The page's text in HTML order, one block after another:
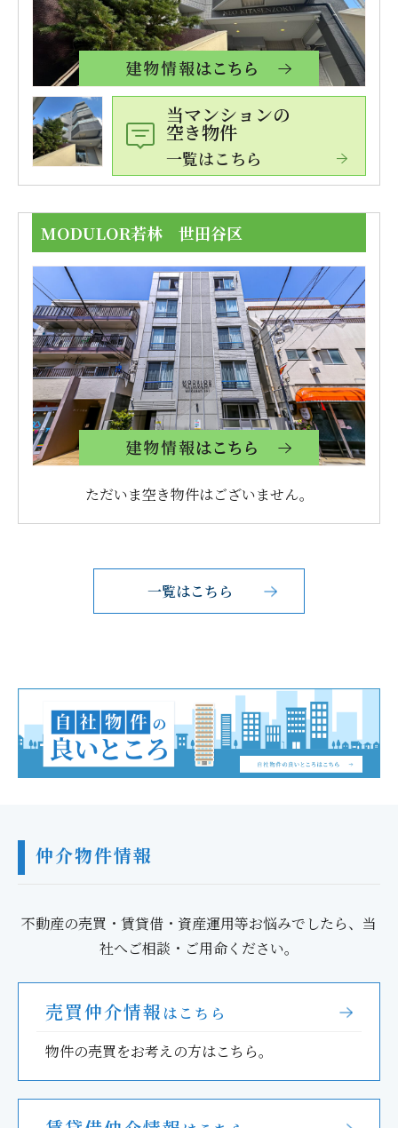
当マンションの
空き物件
一覧はこちら
MODULOR若林 世田谷区
ただいま空き物件はございません。
一覧はこちら
仲介物件情報
不動産の売買・賃貸借・資産運用等お悩みでしたら、当
社へご相談・ご用命ください。
売買仲介情報 はこちら
物件の売買をお考えの方はこちら。